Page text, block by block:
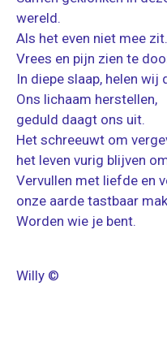
wereld.
Als het even niet mee zit.
Vrees en pijn zien te
In diepe slaap, helen wij
Ons lichaam herstellen,
geduld daagt ons uit.
Het schreeuwt om
het leven vurig blijven
Vervullen met liefde en
onze aarde tastbaar
Worden wie je bent.
Willy ©